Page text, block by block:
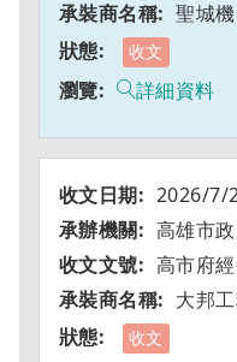
聖城
收文
詳細資料
2026/7/
高雄市
高市府
大邦
收文